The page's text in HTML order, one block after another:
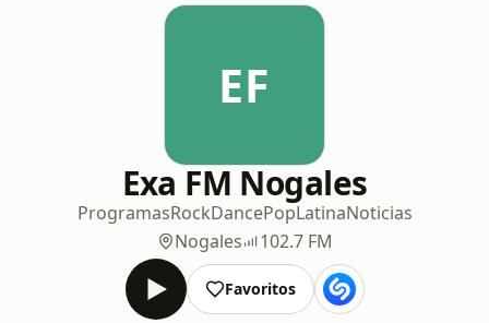
EF
Exa FM Nogales
ProgramasRockDancePopLatinaNoticias
Nogales
102.7 FM
Favoritos